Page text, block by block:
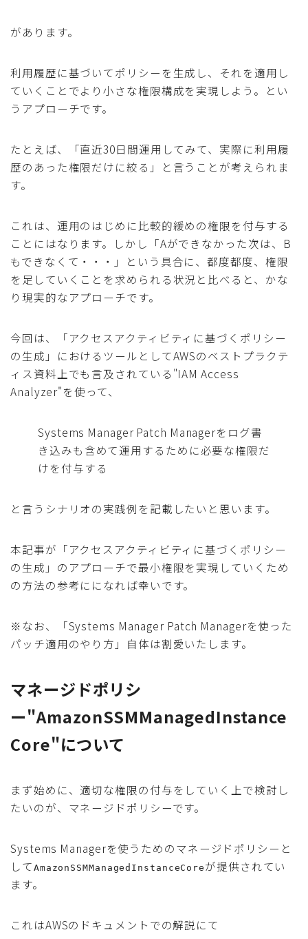
があります。
利用履歴に基づいてポリシーを生成し、それを適用し
ていくことでより小さな権限構成を実現しよう。とい
うアプローチです。
たとえば、「直近30日間運用してみて、実際に利用履
歴のあった権限だけに絞る」と言うことが考えられま
す。
これは、運用のはじめに比較的緩めの権限を付与する
ことにはなります。しかし「Aができなかった次は、B
もできなくて・・・」という具合に、都度都度、権限
を足していくことを求められる状況と比べると、かな
り現実的なアプローチです。
今回は、「アクセスアクティビティに基づくポリシー
の生成」におけるツールとしてAWSのベストプラクテ
ィス資料上でも言及されている"IAM Access
Analyzer"を使って、
Systems Manager Patch Managerをログ書
き込みも含めて運用するために必要な権限だ
けを付与する
と言うシナリオの実践例を記載したいと思います。
本記事が「アクセスアクティビティに基づくポリシー
の生成」のアプローチで最小権限を実現していくため
の方法の参考にになれば幸いです。
※なお、「Systems Manager Patch Managerを使った
パッチ適用のやり方」自体は割愛いたします。
マネージドポリシ
ー"AmazonSSMManagedInstance
Core"について
まず始めに、適切な権限の付与をしていく上で検討し
たいのが、マネージドポリシーです。
Systems Managerを使うためのマネージドポリシーと
して AmazonSSMManagedInstanceCore が提供されてい
ます。
これはAWSのドキュメントでの解説にて